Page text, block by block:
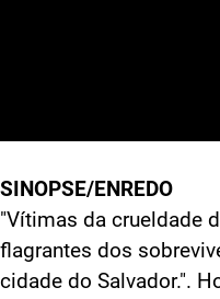
SINOPSE/ENREDO
"Vítimas da crueldade
flagrantes dos
cidade do Salvador.".